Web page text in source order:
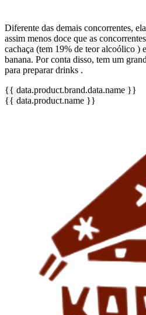
Diferente das demais concorrentes,
assim menos doce que as
cachaça (tem 19% de teor alcoólico )
banana. Por conta disso, tem um
para preparar drinks .
{{ data.product.brand.data.name }}
{{ data.product.name }}